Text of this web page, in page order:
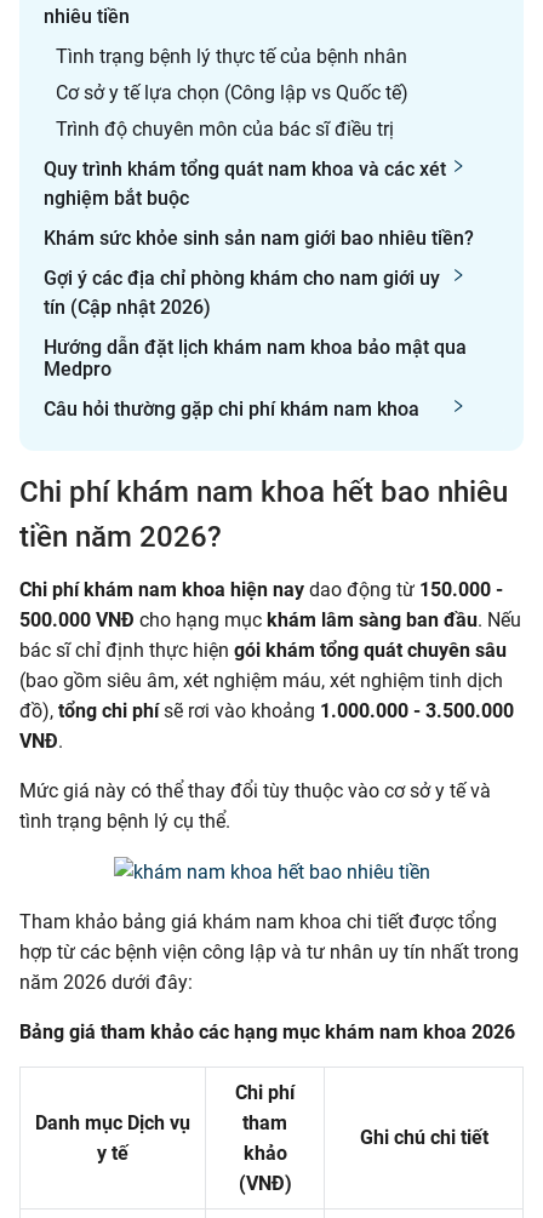
nhiêu tiền
Tình trạng bệnh lý thực tế của bệnh nhân
Cơ sở y tế lựa chọn (Công lập vs Quốc tế)
Trình độ chuyên môn của bác sĩ điều trị
Quy trình khám tổng quát nam khoa và các xét
nghiệm bắt buộc
Khám sức khỏe sinh sản nam giới bao nhiêu tiền?
Gợi ý các địa chỉ phòng khám cho nam giới uy
tín (Cập nhật 2026)
Hướng dẫn đặt lịch khám nam khoa bảo mật qua
Medpro
Câu hỏi thường gặp chi phí khám nam khoa
Chi phí khám nam khoa hết bao nhiêu
tiền năm 2026?
Chi phí khám nam khoa hiện nay dao động từ 150.000 -
500.000 VNĐ cho hạng mục khám lâm sàng ban đầu. Nếu
bác sĩ chỉ định thực hiện gói khám tổng quát chuyên sâu
(bao gồm siêu âm, xét nghiệm máu, xét nghiệm tinh dịch
đồ), tổng chi phísẽ rơi vào khoảng 1.000.000 - 3.500.000
VNĐ.
Mức giá này có thể thay đổi tùy thuộc vào cơ sở y tế và
tình trạng bệnh lý cụ thể.
Tham khảo bảng giá khám nam khoa chi tiết được tổng
hợp từ các bệnh viện công lập và tư nhân uy tín nhất trong
năm 2026 dưới đây:
Bảng giá tham khảo các hạng mục khám nam khoa 2026
Danh mục Dịch vụ
y tế
Chi phí
tham
khảo
(VNĐ)
Ghi chú chi tiết